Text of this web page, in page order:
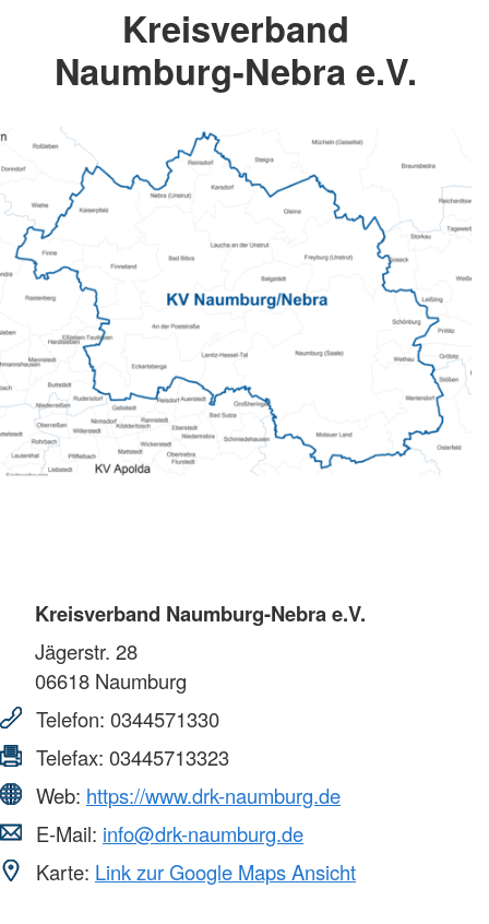
Kreisverband
Naumburg-Nebra e.V.
Kreisverband Naumburg-Nebra e.V.
Jägerstr. 28
06618 Naumburg
Telefon: 0344571330
Telefax: 03445713323
Web: https://www.drk-naumburg.de
E-Mail: info@drk-naumburg.de
Karte: Link zur Google Maps Ansicht